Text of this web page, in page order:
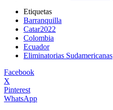
Etiquetas
Barranquilla
Catar2022
Colombia
Ecuador
Eliminatorias Sudamericanas
Facebook
X
Pinterest
WhatsApp